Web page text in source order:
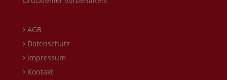
AGB
Datenschutz
Impressum
Kontakt